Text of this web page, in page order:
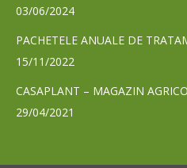
03/06/2024
PACHETELE ANUALE DE
15/11/2022
CASAPLANT – MAGAZIN
29/04/2021